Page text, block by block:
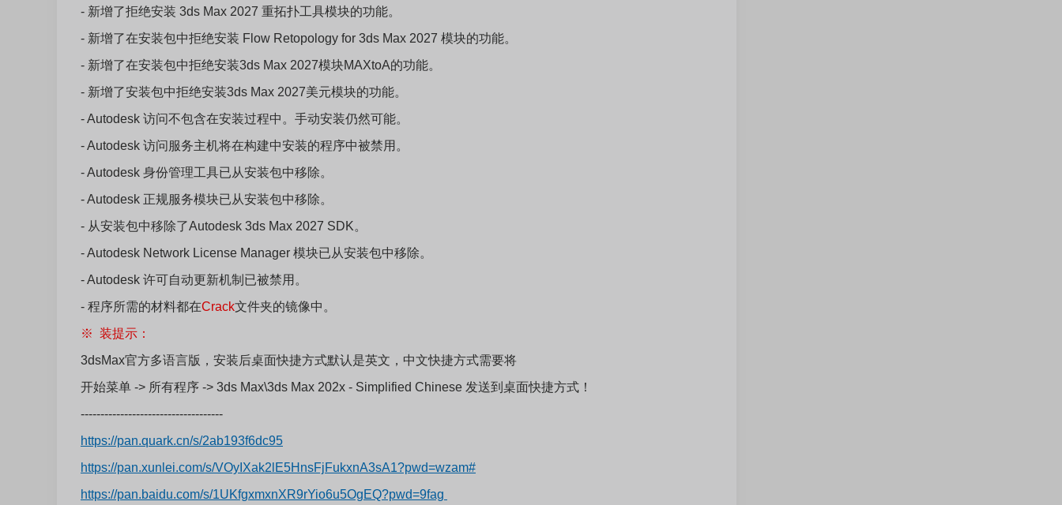
- 新增了拒绝安装 3ds Max 2027 重拓扑工具模块的功能。
- 新增了在安装包中拒绝安装 Flow Retopology for 3ds Max 2027 模块的功能。
- 新增了在安装包中拒绝安装3ds Max 2027模块MAXtoA的功能。
- 新增了安装包中拒绝安装3ds Max 2027美元模块的功能。
- Autodesk 访问不包含在安装过程中。手动安装仍然可能。
- Autodesk 访问服务主机将在构建中安装的程序中被禁用。
- Autodesk 身份管理工具已从安装包中移除。
- Autodesk 正规服务模块已从安装包中移除。
- 从安装包中移除了Autodesk 3ds Max 2027 SDK。
- Autodesk Network License Manager 模块已从安装包中移除。
- Autodesk 许可自动更新机制已被禁用。
- 程序所需的材料都在Crack文件夹的镜像中。
※ 装提示：
3dsMax官方多语言版，安装后桌面快捷方式默认是英文，中文快捷方式需要将
开始菜单 -> 所有程序 -> 3ds Max\3ds Max 202x - Simplified Chinese 发送到桌面快捷方式！
------------------------------------
https://pan.quark.cn/s/2ab193f6dc95
https://pan.xunlei.com/s/VOyIXak2lE5HnsFjFukxnA3sA1?pwd=wzam#
https://pan.baidu.com/s/1UKfgxmxnXR9rYio6u5OgEQ?pwd=9fag